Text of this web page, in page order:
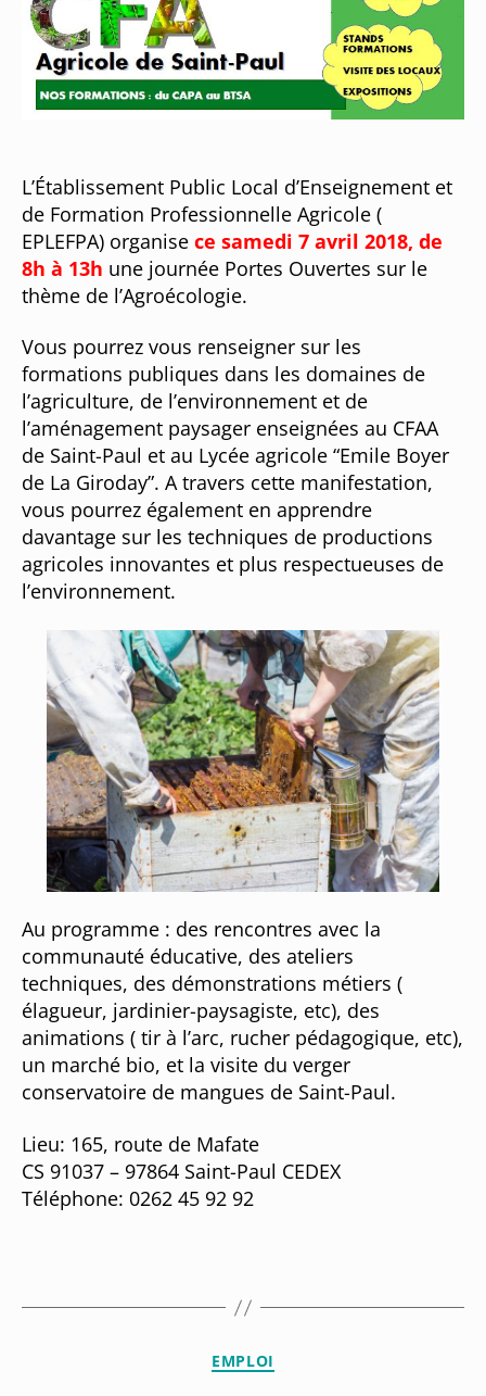
L’Établissement Public Local d’Enseignement et
de Formation Professionnelle Agricole (
EPLEFPA) organise ce samedi 7 avril 2018, de
8h à 13h une journée Portes Ouvertes sur le
thème de l’Agroécologie.
Vous pourrez vous renseigner sur les
formations publiques dans les domaines de
l’agriculture, de l’environnement et de
l’aménagement paysager enseignées au CFAA
de Saint-Paul et au Lycée agricole “Emile Boyer
de La Giroday”. A travers cette manifestation,
vous pourrez également en apprendre
davantage sur les techniques de productions
agricoles innovantes et plus respectueuses de
l’environnement.
Au programme : des rencontres avec la
communauté éducative, des ateliers
techniques, des démonstrations métiers (
élagueur, jardinier-paysagiste, etc), des
animations ( tir à l’arc, rucher pédagogique, etc),
un marché bio, et la visite du verger
conservatoire de mangues de Saint-Paul.
Lieu: 165, route de Mafate
CS 91037 – 97864 Saint-Paul CEDEX
Téléphone: 0262 45 92 92
EMPLOI